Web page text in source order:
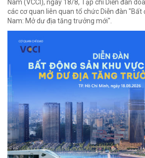
Nam (VCCI), ngày 18/8, Tạp chí Diễn đàn
các cơ quan liên quan tổ chức Diễn đàn
Nam: Mở dư địa tăng trưởng mới".